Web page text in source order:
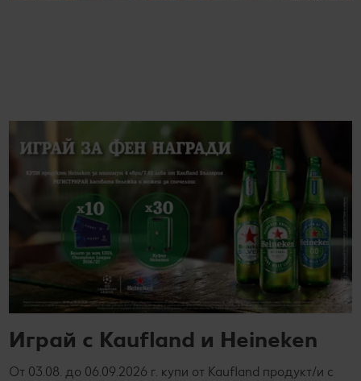
Играй с Kaufland и Heineken
От 03.08. до 06.09.2026 г. купи от Kaufland продукт/и с